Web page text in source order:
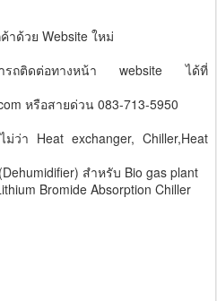
าด้วย Website ใหม่
รถติดต่อทางหน้า website ได้ที่
หรือสายด่วน 083-713-5950
ว่า Heat exchanger, Chiller,Heat
สำหรับ Bio gas plant
Bromide Absorption Chiller